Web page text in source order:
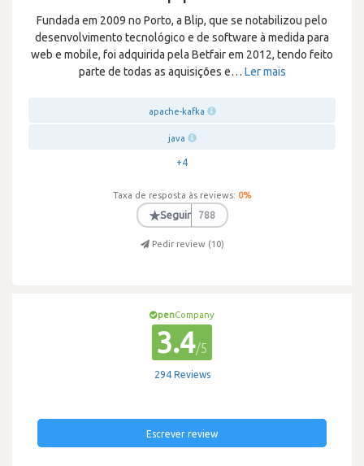
Fundada em 2009 no Porto, a Blip, que se notabilizou pelo
desenvolvimento tecnológico e de software à medida para
web e mobile, foi adquirida pela Betfair em 2012, tendo feito
parte de todas as aquisições e… Ler mais
apache-kafka
java
+4
Taxa de resposta às reviews: 0%
★Seguir 788
Pedir review (10)
penCompany
3.4/5
294 Reviews
Escrever review